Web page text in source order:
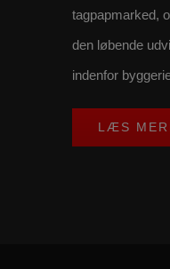
tagpapmarked,
den løbende
indenfor
LÆS